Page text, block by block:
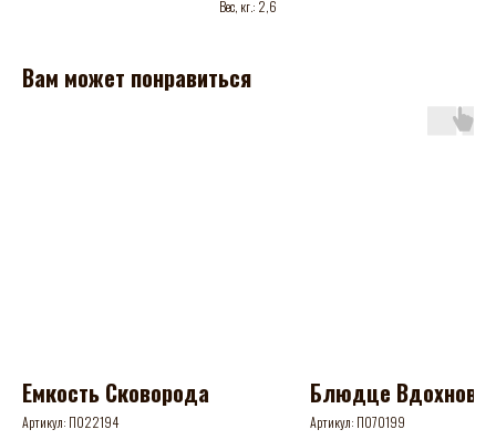
Вес, кг.: 2,6
Вам может понравиться
Емкость Сковорода
Артикул: П022194
Блюдце
Артикул: П070199